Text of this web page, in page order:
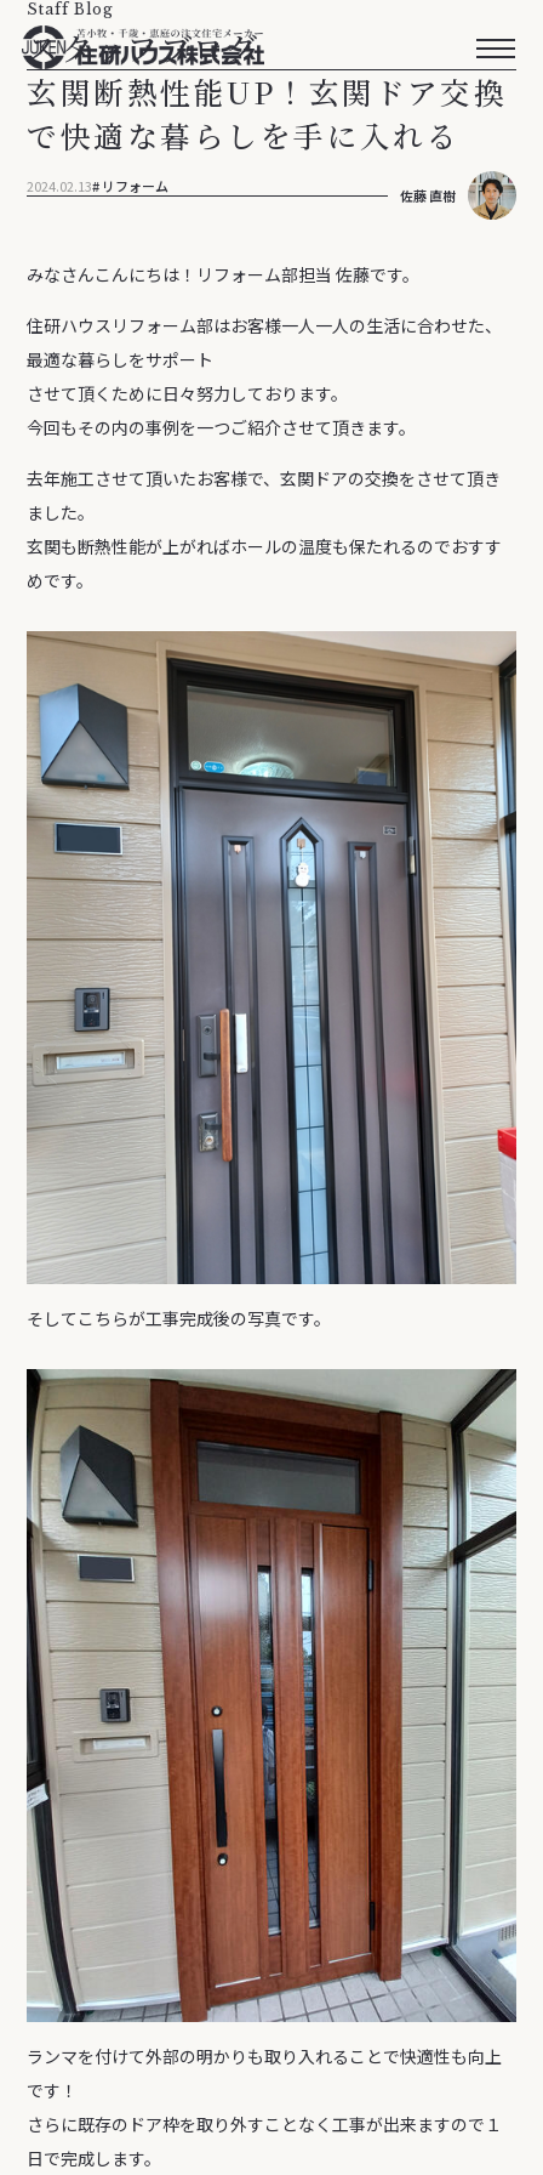
Staff Blog
スタッフブログ
玄関断熱性能UP！玄関ドア交換
で快適な暮らしを手に入れる
2024.02.13 リフォーム 佐藤 直樹
みなさんこんにちは！リフォーム部担当 佐藤です。
住研ハウスリフォーム部はお客様一人一人の生活に合わせた、
最適な暮らしをサポート
させて頂くために日々努力しております。
今回もその内の事例を一つご紹介させて頂きます。
去年施工させて頂いたお客様で、玄関ドアの交換をさせて頂き
ました。
玄関も断熱性能が上がればホールの温度も保たれるのでおすす
めです。
そしてこちらが工事完成後の写真です。
ランマを付けて外部の明かりも取り入れることで快適性も向上
です！
さらに既存のドア枠を取り外すことなく工事が出来ますので１
日で完成します。